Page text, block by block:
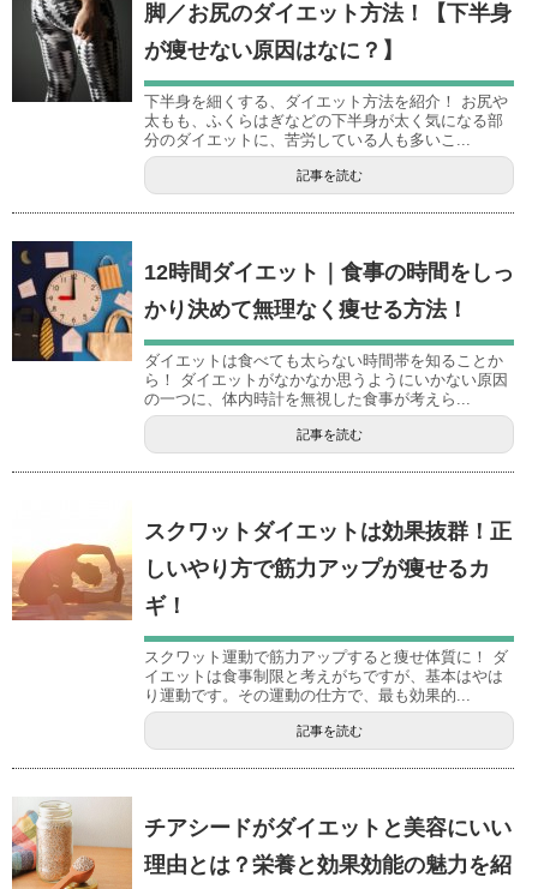
脚／お尻のダイエット方法！【下半身
が痩せない原因はなに？】
下半身を細くする、ダイエット方法を紹介！ お尻や
太もも、ふくらはぎなどの下半身が太く気になる部
分のダイエットに、苦労している人も多いこ...
記事を読む
12時間ダイエット｜食事の時間をしっ
かり決めて無理なく痩せる方法！
ダイエットは食べても太らない時間帯を知ることか
ら！ ダイエットがなかなか思うようにいかない原因
の一つに、体内時計を無視した食事が考えら...
記事を読む
スクワットダイエットは効果抜群！正
しいやり方で筋力アップが痩せるカ
ギ！
スクワット運動で筋力アップすると痩せ体質に！ ダ
イエットは食事制限と考えがちですが、基本はやは
り運動です。その運動の仕方で、最も効果的...
記事を読む
チアシードがダイエットと美容にいい
理由とは？栄養と効果効能の魅力を紹